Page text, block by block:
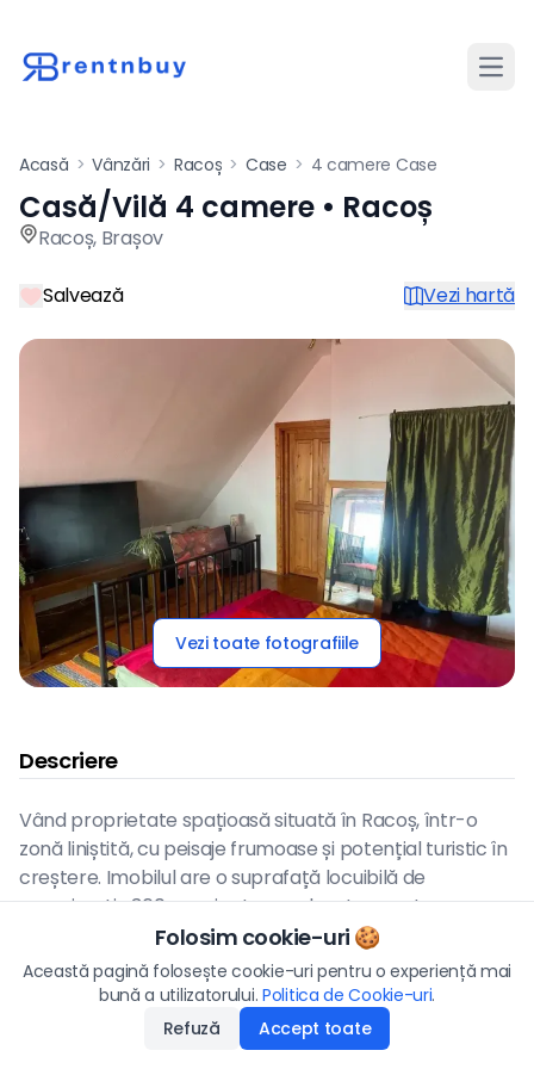
Acasă > Vânzări > Racoș > Case > 4 camere Case
Casă / vilă de vânzare cu 4
Casă/Vilă 4 camere • Racoș
Racoș, Brașov
Salvează Vezi hartă
Vezi toate fotografiile
Descriere
Vând proprietate spațioasă situată în Racoș, într-o
zonă liniștită, cu peisaje frumoase și potențial turistic în
creștere. Imobilul are o suprafață locuibilă de
aproximativ 360 mp și este amplasat pe un teren
generos de 2.800 mp, ideal pentru grădină, relaxare
sau dezvoltări viitoare.Casa este compusă din 4
camere, 2 bucătării și o baie, la care se adaugă anexe
gospodărești (șură, grajduri și spații de depozitare).
Proprietatea beneficiază de instalație electrică
Preț
77.000€
07.05.2026
Aplică
Folosim cookie-uri 🍪
Această pagină folosește cookie-uri pentru o experiență mai
bună a utilizatorului. Politica de Cookie-uri.
Refuză
Accept toate